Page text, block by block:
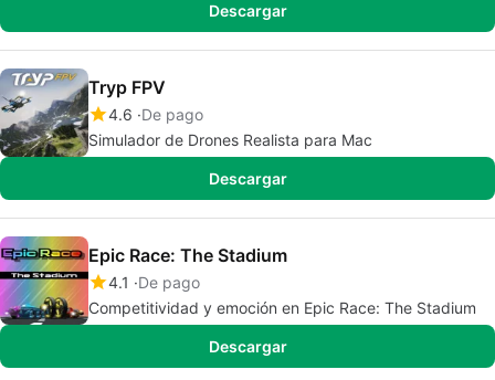
Descargar
Tryp FPV
4.6 De pago
Simulador de Drones Realista para Mac
Descargar
Epic Race: The Stadium
4.1
De pago
Competitividad y emoción en Epic Race: The Stadium
Descargar